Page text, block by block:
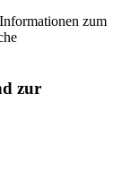
zum
zur